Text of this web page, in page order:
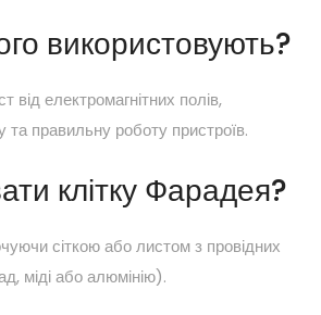
використовують?
від електромагнітних полів,
та правильну роботу пристроїв.
клітку Фарадея?
сіткою або листом з провідних
міді або алюмінію).